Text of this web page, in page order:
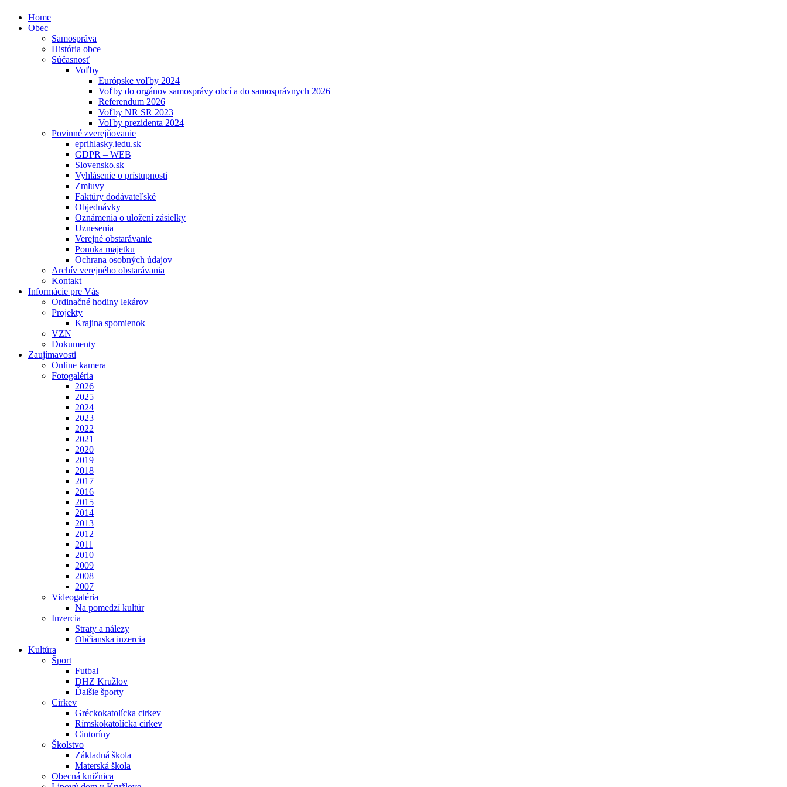
Home
Obec
Samospráva
História obce
Súčasnosť
Voľby
Európske voľby 2024
Voľby do orgánov samosprávy obcí a do samosprávnych 2026
Referendum 2026
Voľby NR SR 2023
Voľby prezidenta 2024
Povinné zverejňovanie
eprihlasky.iedu.sk
GDPR – WEB
Slovensko.sk
Vyhlásenie o prístupnosti
Zmluvy
Faktúry dodávateľské
Objednávky
Oznámenia o uložení zásielky
Uznesenia
Verejné obstarávanie
Ponuka majetku
Ochrana osobných údajov
Archív verejného obstarávania
Kontakt
Informácie pre Vás
Ordinačné hodiny lekárov
Projekty
Krajina spomienok
VZN
Dokumenty
Zaujímavosti
Online kamera
Fotogaléria
2026
2025
2024
2023
2022
2021
2020
2019
2018
2017
2016
2015
2014
2013
2012
2011
2010
2009
2008
2007
Videogaléria
Na pomedzí kultúr
Inzercia
Straty a nálezy
Občianska inzercia
Kultúra
Šport
Futbal
DHZ Kružlov
Ďalšie športy
Cirkev
Gréckokatolícka cirkev
Rímskokatolícka cirkev
Cintoríny
Školstvo
Základná škola
Materská škola
Obecná knižnica